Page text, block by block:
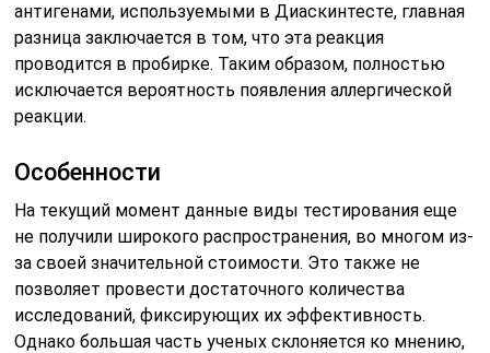
антигенами, используемыми в Диаскинтесте, главная
разница заключается в том, что эта реакция
проводится в пробирке. Таким образом, полностью
исключается вероятность появления аллергической
реакции.
Особенности
На текущий момент данные виды тестирования еще
не получили широкого распространения, во многом из-
за своей значительной стоимости. Это также не
позволяет провести достаточного количества
исследований, фиксирующих их эффективность.
Однако большая часть ученых склоняется ко мнению,